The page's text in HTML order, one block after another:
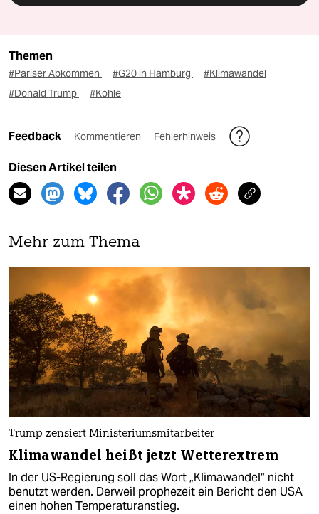
Themen
#Pariser Abkommen #G20 in Hamburg
#Klimawandel
#Donald Trump
#Kohle
Feedback Kommentieren Fehlerhinweis
Diesen Artikel teilen
Mehr zum Thema
Trump zensiert Ministeriumsmitarbeiter
Klimawandel heißt jetzt Wetterextrem
In der US-Regierung soll das Wort „Klimawandel“ nicht
benutzt werden. Derweil prophezeit ein Bericht den USA
einen hohen Temperaturanstieg.